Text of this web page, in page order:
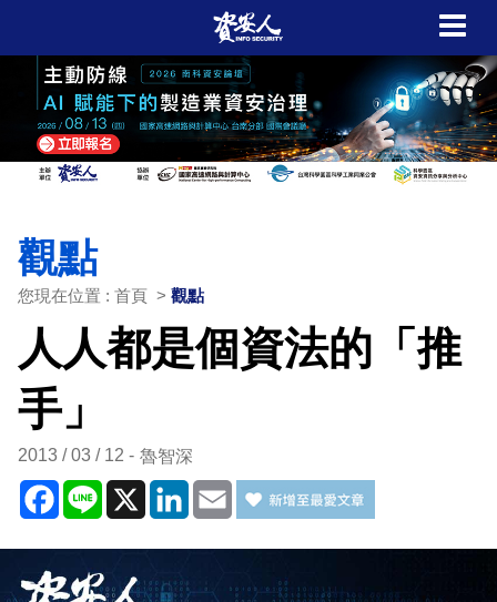
觀點
您現在位置 : 首頁 > 觀點
人人都是個資法的「推
手」
2013 / 03 / 12 魯智深
Facebook
Line X LinkedIn
Email